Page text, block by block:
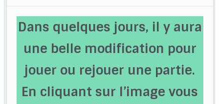
Dans quelques jours, il y aura
une belle modification pour
jouer ou rejouer une partie.
En cliquant sur l’image vous